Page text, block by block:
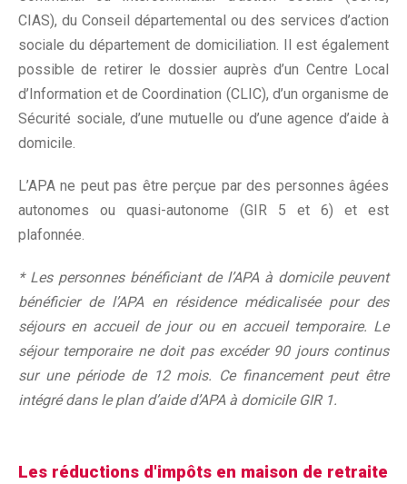
CIAS), du Conseil départemental ou des services d’action
sociale du département de domiciliation. Il est également
possible de retirer le dossier auprès d’un Centre Local
d’Information et de Coordination (CLIC), d’un organisme de
Sécurité sociale, d’une mutuelle ou d’une agence d’aide à
domicile.
L’APA ne peut pas être perçue par des personnes âgées
autonomes ou quasi-autonome (GIR 5 et 6) et est
plafonnée.
* Les personnes bénéficiant de l’APA à domicile peuvent
bénéficier de l’APA en résidence médicalisée pour des
séjours en accueil de jour ou en accueil temporaire. Le
séjour temporaire ne doit pas excéder 90 jours continus
sur une période de 12 mois. Ce financement peut être
intégré dans le plan d’aide d’APA à domicile GIR 1.
Les réductions d'impôts en maison de retraite